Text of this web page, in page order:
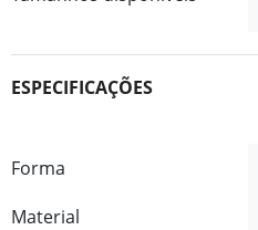
ESPECIFICAÇÕES
Forma
Material